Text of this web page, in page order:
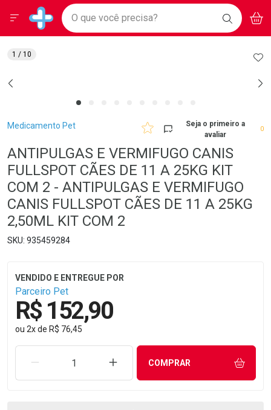
Drogarias Pacheco
Baixe nosso APP e aproveite Ofertas Exclusivas!
BAIXE
O APP
Ir direto para a home
pela página
Ir direto para o conteúdo
Ir direto para a busca
Ir direto para a conta
Faça a sua busca
O que você precisa? BUSCAR
Menu
Breadcrumb
Medicamento Pet
Seja o primeiro a
avaliar
0
ANTIPULGAS E VERMIFUGO CANIS
FULLSPOT CÃES DE 11 A 25KG KIT
COM 2 - ANTIPULGAS E VERMIFUGO
CANIS FULLSPOT CÃES DE 11 A 25KG
2,50ML KIT COM 2
935459284
Parceiro Pet
R$ 152,90
ou 2xde R$ 76,45
REMOVER UMA UNIDADEAUMENTAR UMA UNIDADE
COMPRAR
1 / 10